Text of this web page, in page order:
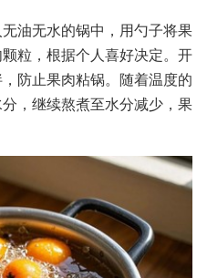
油无水的锅中，用勺子将果
粒，根据个人喜好决定。开
防止果肉粘锅。随着温度的
，继续熬煮至水分减少，果